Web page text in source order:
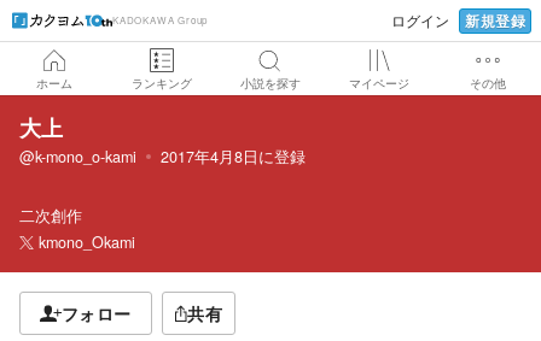
KADOKAWA Group ログイン 新規登録
ホーム ランキング 小説を探す マイページ その他
大上
@k-mono_o-kami 2017年4月8日に登録
二次創作
kmono_Okami
フォロー 共有